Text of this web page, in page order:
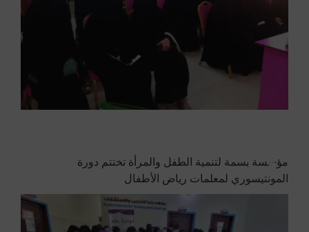
مؤسسة بسمة لتنمية الطفل والمرأة تختتم دورة
المونتيسوري لمعلمات رياض الأطفال